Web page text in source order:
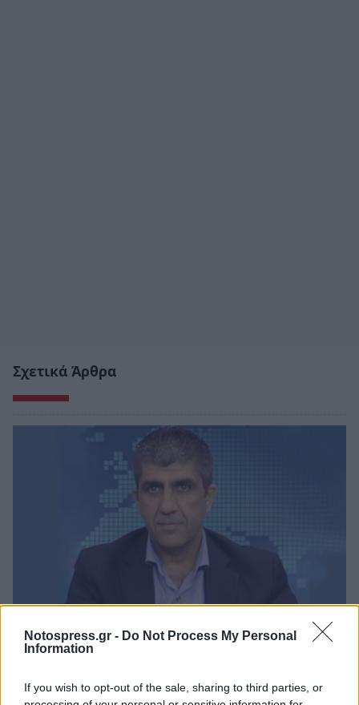
Notospress.gr - Do Not Process My Personal
Information
If you wish to opt-out of the sale, sharing to third parties, or
Σχετικά Άρθρα
Λακωνία: Ο Δημήτρης Μανιατάκος ακούει
δήμαρχος Ευρώτα;